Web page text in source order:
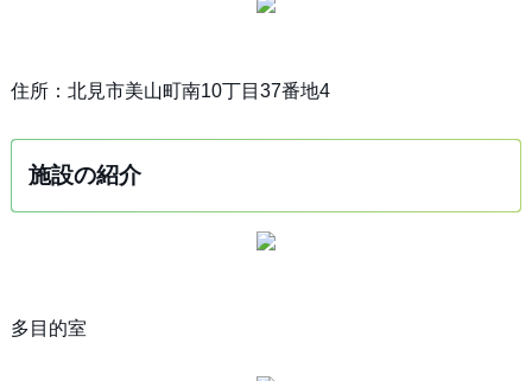
住所：北見市美山町南10丁目37番地4
施設の紹介
多目的室